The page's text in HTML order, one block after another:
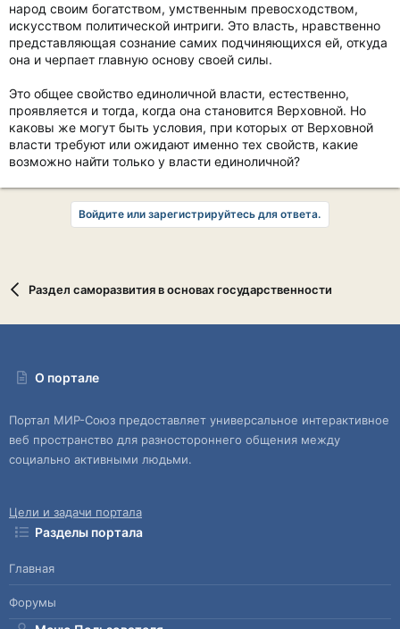
народ своим богатством, умственным превосходством,
искусством политической интриги. Это власть, нравственно
представляющая сознание самих подчиняющихся ей, откуда
она и черпает главную основу своей силы.
Это общее свойство единоличной власти, естественно,
проявляется и тогда, когда она становится Верховной. Но
каковы же могут быть условия, при которых от Верховной
власти требуют или ожидают именно тех свойств, какие
возможно найти только у власти единоличной?
Войдите или зарегистрируйтесь для ответа.
Раздел саморазвития в основах государственности
О портале
Портал МИР-Союз предоставляет универсальное интерактивное
веб пространство для разностороннего общения между
социально активными людьми.
Цели и задачи портала
Разделы портала
Главная
Форумы